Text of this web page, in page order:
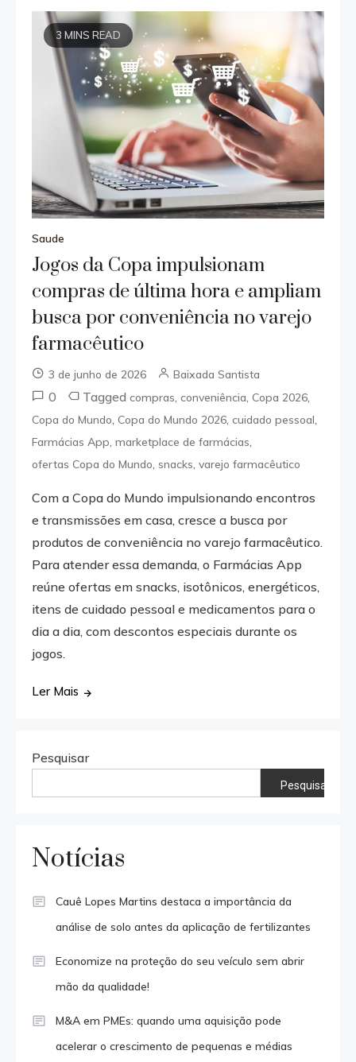
3 MINS READ
Saude
Jogos da Copa impulsionam
compras de última hora e ampliam
busca por conveniência no varejo
farmacêutico
3 de junho de 2026 Baixada Santista
0 Taggedcompras,conveniência,Copa 2026,
Copa do Mundo,Copa do Mundo 2026,cuidado pessoal,
Farmácias App,marketplace de farmácias,
ofertas Copa do Mundo,snacks,varejo farmacêutico
Com a Copa do Mundo impulsionando encontros
e transmissões em casa, cresce a busca por
produtos de conveniência no varejo farmacêutico.
Para atender essa demanda, o Farmácias App
reúne ofertas em snacks, isotônicos, energéticos,
itens de cuidado pessoal e medicamentos para o
dia a dia, com descontos especiais durante os
jogos.
Ler Mais
Pesquisar
Pesquisar
Notícias
Cauê Lopes Martins destaca a importância da
análise de solo antes da aplicação de fertilizantes
Economize na proteção do seu veículo sem abrir
mão da qualidade!
M&A em PMEs: quando uma aquisição pode
acelerar o crescimento de pequenas e médias